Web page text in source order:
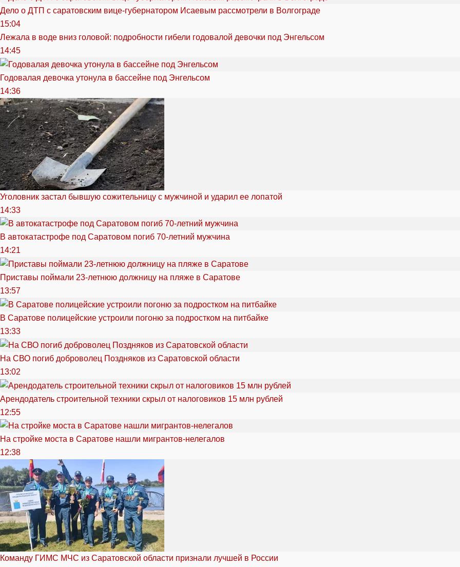
Дело о ДТП с саратовским вице-губернатором Исаевым рассмотрели в Волгограде
15:04
Лежала в воде вниз головой: подробности гибели годовалой девочки под Энгельсом
14:45
Годовалая девочка утонула в бассейне под Энгельсом
14:36
Уголовник застал бывшую сожительницу с мужчиной и ударил ее лопатой
14:33
В автокатастрофе под Саратовом погиб 70-летний мужчина
14:21
Приставы поймали 23-летнюю должницу на пляже в Саратове
13:57
В Саратове полицейские устроили погоню за подростком на питбайке
13:33
На СВО погиб доброволец Поздняков из Саратовской области
13:02
Арендодатель строительной техники скрыл от налоговиков 15 млн рублей
12:55
На стройке моста в Саратове нашли мигрантов-нелегалов
12:38
Команду ГИМС МЧС из Саратовской области признали лучшей в России